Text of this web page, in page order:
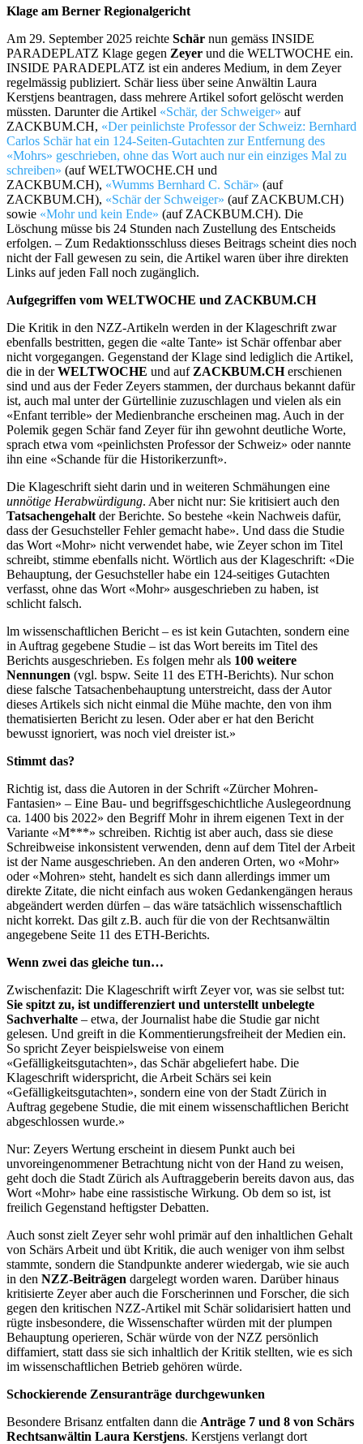
Klage am Berner Regionalgericht
Am 29. September 2025 reichte Schär nun gemäss INSIDE
PARADEPLATZ Klage gegen Zeyer und die WELTWOCHE ein.
INSIDE PARADEPLATZ ist ein anderes Medium, in dem Zeyer
regelmässig publiziert. Schär liess über seine Anwältin Laura
Kerstjens beantragen, dass mehrere Artikel sofort gelöscht werden
müssten. Darunter die Artikel «Schär, der Schweiger» auf
ZACKBUM.CH, «Der peinlichste Professor der Schweiz: Bernhard
Carlos Schär hat ein 124-Seiten-Gutachten zur Entfernung des
«Mohrs» geschrieben, ohne das Wort auch nur ein einziges Mal zu
schreiben» (auf WELTWOCHE.CH und
ZACKBUM.CH), «Wumms Bernhard C. Schär» (auf
ZACKBUM.CH), «Schär der Schweiger» (auf ZACKBUM.CH)
sowie «Mohr und kein Ende» (auf ZACKBUM.CH). Die
Löschung müsse bis 24 Stunden nach Zustellung des Entscheids
erfolgen. – Zum Redaktionsschluss dieses Beitrags scheint dies noch
nicht der Fall gewesen zu sein, die Artikel waren über ihre direkten
Links auf jeden Fall noch zugänglich.
Aufgegriffen vom WELTWOCHE und ZACKBUM.CH
Die Kritik in den NZZ-Artikeln werden in der Klageschrift zwar
ebenfalls bestritten, gegen die «alte Tante» ist Schär offenbar aber
nicht vorgegangen. Gegenstand der Klage sind lediglich die Artikel,
die in derWELTWOCHE und auf ZACKBUM.CHerschienen
sind und aus der Feder Zeyers stammen, der durchaus bekannt dafür
ist, auch mal unter der Gürtellinie zuzuschlagen und vielen als ein
«Enfant terrible» der Medienbranche erscheinen mag. Auch in der
Polemik gegen Schär fand Zeyer für ihn gewohnt deutliche Worte,
sprach etwa vom «peinlichsten Professor der Schweiz» oder nannte
ihn eine «Schande für die Historikerzunft».
Die Klageschrift sieht darin und in weiteren Schmähungen eine
unnötige Herabwürdigung. Aber nicht nur: Sie kritisiert auch den
Tatsachengehalt der Berichte. So bestehe «kein Nachweis dafür,
dass der Gesuchsteller Fehler gemacht habe». Und dass die Studie
das Wort «Mohr» nicht verwendet habe, wie Zeyer schon im Titel
schreibt, stimme ebenfalls nicht. Wörtlich aus der Klageschrift: «Die
Behauptung, der Gesuchsteller habe ein 124-seitiges Gutachten
verfasst, ohne das Wort «Mohr» ausgeschrieben zu haben, ist
schlicht falsch.
lm wissenschaftlichen Bericht – es ist kein Gutachten, sondern eine
in Auftrag gegebene Studie – ist das Wort bereits im Titel des
Berichts ausgeschrieben. Es folgen mehr als 100 weitere
Nennungen (vgl. bspw. Seite 11 des ETH-Berichts). Nur schon
diese falsche Tatsachenbehauptung unterstreicht, dass der Autor
dieses Artikels sich nicht einmal die Mühe machte, den von ihm
thematisierten Bericht zu lesen. Oder aber er hat den Bericht
bewusst ignoriert, was noch viel dreister ist.»
Stimmt das?
Richtig ist, dass die Autoren in der Schrift «Zürcher Mohren-
Fantasien» – Eine Bau- und begriffsgeschichtliche Auslegeordnung
ca. 1400 bis 2022» den Begriff Mohr in ihrem eigenen Text in der
Variante «M***» schreiben. Richtig ist aber auch, dass sie diese
Schreibweise inkonsistent verwenden, denn auf dem Titel der Arbeit
ist der Name ausgeschrieben. An den anderen Orten, wo «Mohr»
oder «Mohren» steht, handelt es sich dann allerdings immer um
direkte Zitate, die nicht einfach aus woken Gedankengängen heraus
abgeändert werden dürfen – das wäre tatsächlich wissenschaftlich
nicht korrekt. Das gilt z.B. auch für die von der Rechtsanwältin
angegebene Seite 11 des ETH-Berichts.
Wenn zwei das gleiche tun…
Zwischenfazit: Die Klageschrift wirft Zeyer vor, was sie selbst tut:
Sie spitzt zu, ist undifferenziert und unterstellt unbelegte
Sachverhalte – etwa, der Journalist habe die Studie gar nicht
gelesen. Und greift in die Kommentierungsfreiheit der Medien ein.
So spricht Zeyer beispielsweise von einem
«Gefälligkeitsgutachten», das Schär abgeliefert habe. Die
Klageschrift widerspricht, die Arbeit Schärs sei kein
«Gefälligkeitsgutachten», sondern eine von der Stadt Zürich in
Auftrag gegebene Studie, die mit einem wissenschaftlichen Bericht
abgeschlossen wurde.»
Nur: Zeyers Wertung erscheint in diesem Punkt auch bei
unvoreingenommener Betrachtung nicht von der Hand zu weisen,
geht doch die Stadt Zürich als Auftraggeberin bereits davon aus, das
Wort «Mohr» habe eine rassistische Wirkung. Ob dem so ist, ist
freilich Gegenstand heftigster Debatten.
Auch sonst zielt Zeyer sehr wohl primär auf den inhaltlichen Gehalt
von Schärs Arbeit und übt Kritik, die auch weniger von ihm selbst
stammte, sondern die Standpunkte anderer wiedergab, wie sie auch
in den NZZ-Beiträgen dargelegt worden waren. Darüber hinaus
kritisierte Zeyer aber auch die Forscherinnen und Forscher, die sich
gegen den kritischen NZZ-Artikel mit Schär solidarisiert hatten und
rügte insbesondere, die Wissenschafter würden mit der plumpen
Behauptung operieren, Schär würde von der NZZ persönlich
diffamiert, statt dass sie sich inhaltlich der Kritik stellten, wie es sich
im wissenschaftlichen Betrieb gehören würde.
Schockierende Zensuranträge durchgewunken
Besondere Brisanz entfalten dann die Anträge 7 und 8 von Schärs
Rechtsanwältin Laura Kerstjens. Kerstjens verlangt dort